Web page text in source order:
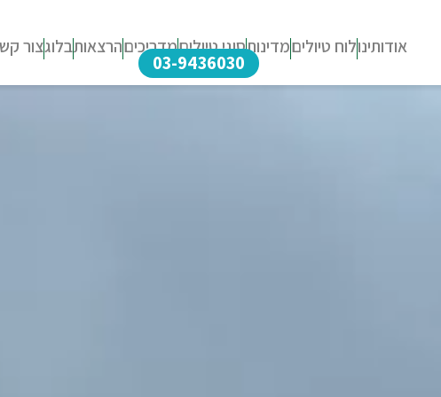
אודותינולוח טיוליםמדינותסוגי טיוליםמדריכיםהרצאותבלוגצור
03-9436030